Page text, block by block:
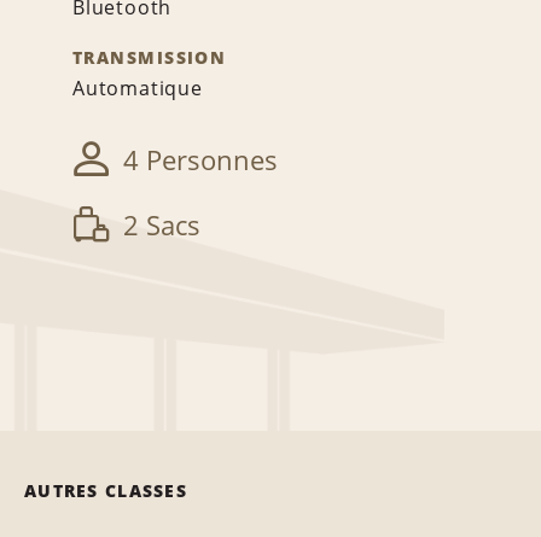
Bluetooth
TRANSMISSION
Automatique
4 Personnes
2 Sacs
AUTRES CLASSES